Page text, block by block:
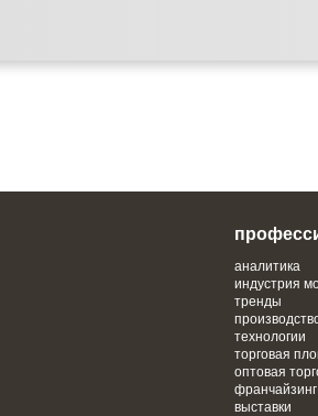
аналитика
индустрия
тренды
технологии
торговая
оптовая
франчайзинг
выставки